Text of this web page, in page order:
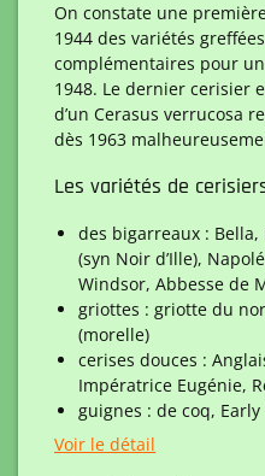
On constate une
1944 des variétés
complémentaires pour
1948. Le dernier cerisier
d’un Cerasus verrucosa
dès 1963
Les variétés de
des bigarreaux :
(syn Noir d’Ille),
Windsor, Abbesse de
griottes : griotte du
(morelle)
cerises douces :
Impératrice Eugénie,
guignes : de coq,
Voir le détail